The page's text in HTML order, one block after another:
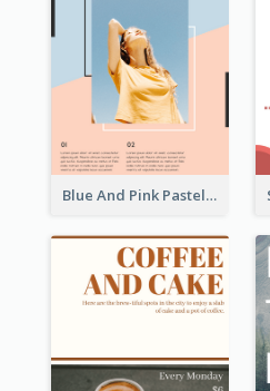
Blue And Pink Pastel Minimal Sale Poster